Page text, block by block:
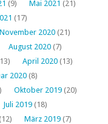
(9) Mai 2021 (21)
(17)
November 2020 (21)
August 2020 (7)
April 2020 (13)
2020 (8)
Oktober 2019 (20)
Juli 2019 (18)
(12) März 2019 (7)